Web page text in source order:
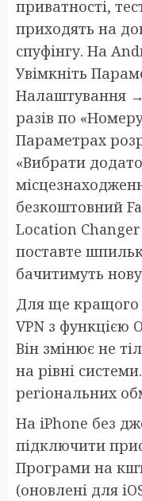
приватності,
приходять на
спуфінгу. На
Увімкніть
Налаштування
разів по
Параметрах
«Вибрати
безкоштовний
Location Changer
поставте
бачитимуть
Для ще кращого
VPN з функцією
Він змінює не
на рівні
регіональних
На iPhone без
підключити
Програми на
(оновлені для